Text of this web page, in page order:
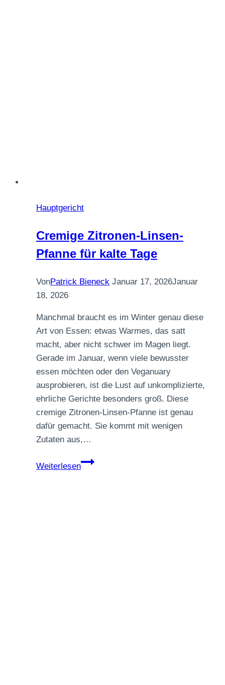
Hauptgericht
Cremige Zitronen-Linsen-
Pfanne für kalte Tage
VonPatrick Bieneck Januar 17, 2026Januar
18, 2026
Manchmal braucht es im Winter genau diese
Art von Essen: etwas Warmes, das satt
macht, aber nicht schwer im Magen liegt.
Gerade im Januar, wenn viele bewusster
essen möchten oder den Veganuary
ausprobieren, ist die Lust auf unkomplizierte,
ehrliche Gerichte besonders groß. Diese
cremige Zitronen-Linsen-Pfanne ist genau
dafür gemacht. Sie kommt mit wenigen
Zutaten aus,…
Weiterlesen
Cremige